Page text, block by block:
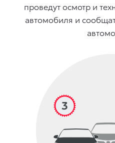
проведут осмотр и
автомобиля и